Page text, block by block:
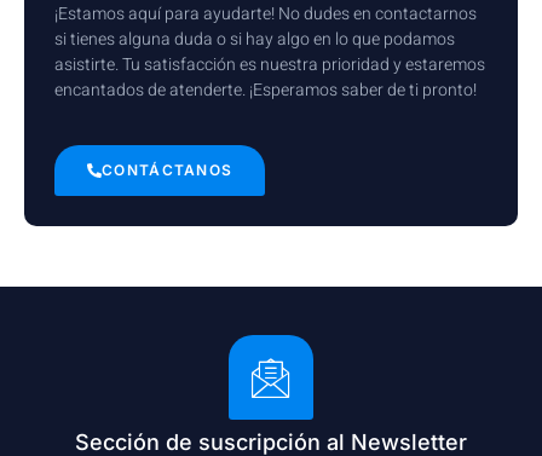
¡Estamos aquí para ayudarte! No dudes en contactarnos
si tienes alguna duda o si hay algo en lo que podamos
asistirte. Tu satisfacción es nuestra prioridad y estaremos
encantados de atenderte. ¡Esperamos saber de ti pronto!
CONTÁCTANOS
Sección de suscripción al Newsletter